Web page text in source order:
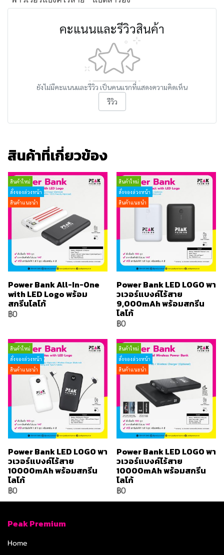
คะแนนและรีวิวสินค้า
ยังไม่มีคะแนนและรีวิว เป็นคนแรกที่แสดงความคิดเห็น
รีวิว
สินค้าที่เกี่ยวข้อง
สินค้าใหม่
สั่งจองล่วงหน้า
สินค้าแนะนำ
Power Bank All-In-One
with LED Logo พร้อม
สกรีนโลโก้
฿0
สินค้าใหม่
สั่งจองล่วงหน้า
สินค้าแนะนำ
Power Bank LED LOGO พา
วเวอร์แบงค์ไร้สาย
9,000mAh พร้อมสกรีน
โลโก้
฿0
สินค้าใหม่
สั่งจองล่วงหน้า
สินค้าแนะนำ
Power Bank LED LOGO พา
วเวอร์แบงค์ไร้สาย
10000mAh พร้อมสกรีน
โลโก้
฿0
สินค้าใหม่
สั่งจองล่วงหน้า
สินค้าแนะนำ
Power Bank LED LOGO พา
วเวอร์แบงค์ไร้สาย
10000mAh พร้อมสกรีน
โลโก้
฿0
Peak Premium
Home